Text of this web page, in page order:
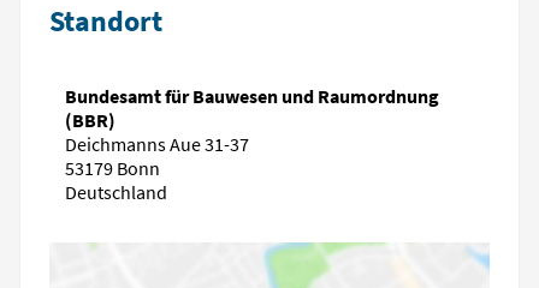
Standort
Bundesamt für Bauwesen und Raumordnung
(BBR)
Deichmanns Aue 31-37
53179 Bonn
Deutschland